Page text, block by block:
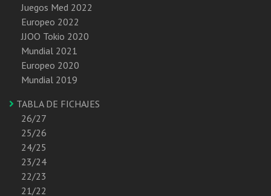
Juegos Med 2022
Europeo 2022
JJOO Tokio 2020
Mundial 2021
Europeo 2020
Mundial 2019
TABLA DE FICHAJES
26/27
25/26
24/25
23/24
22/23
21/22